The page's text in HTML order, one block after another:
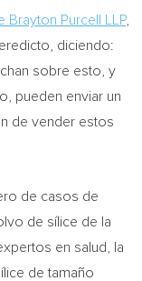
Brayton Purcell LLP,
diciendo:
sobre esto, y
pueden enviar un
de vender estos
de casos de
de sílice de la
en salud, la
de tamaño